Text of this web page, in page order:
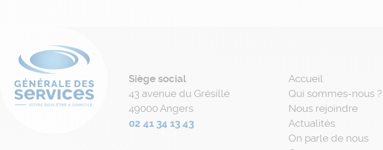
Siège social
43 avenue du Grésillé
49000 Angers
02 41 34 13 43
Accueil
Qui sommes-nous ?
Nous rejoindre
Actualités
On parle de nous